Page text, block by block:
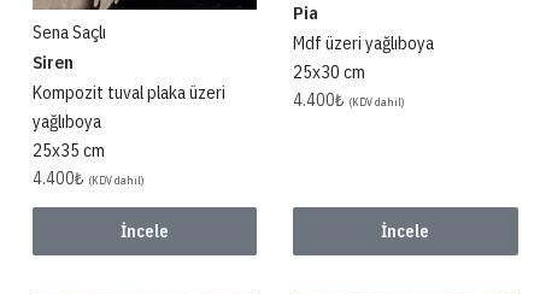
Sena Saçlı
Siren
Kompozit tuval plaka üzeri
yağlıboya
25x35 cm
4.400₺ (KDV dahil)
İncele
Pia
Mdf üzeri yağlıboya
25x30 cm
4.400₺ (KDV dahil)
İncele